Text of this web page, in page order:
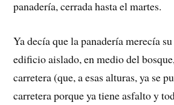
panadería, cerrada hasta el martes.
Ya decía que la panadería merecía
edificio aislado, en medio del
carretera (que, a esas alturas, ya se
carretera porque ya tiene asfalto y